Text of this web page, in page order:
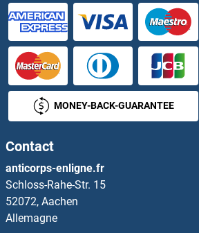
MONEY-BACK-GUARANTEE
Contact
anticorps-enligne.fr
Schloss-Rahe-Str. 15
52072, Aachen
Allemagne